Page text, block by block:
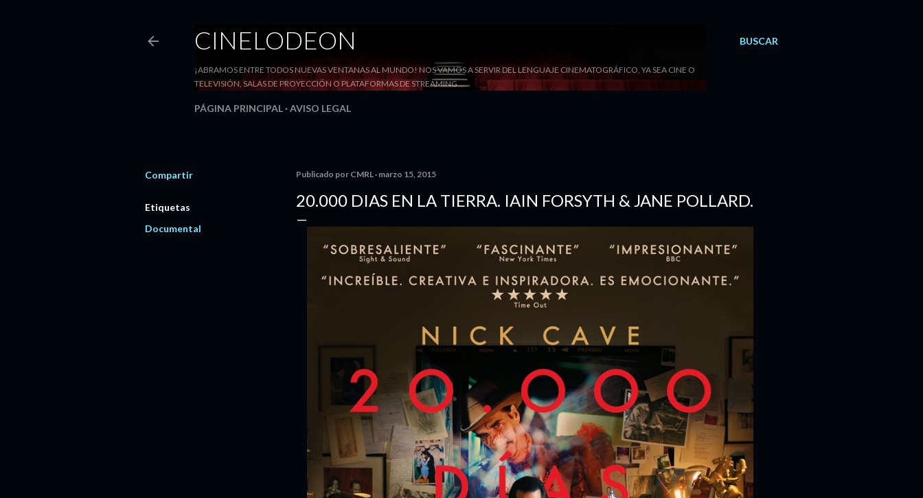
BUSCAR
CINELODEON
¡ABRAMOS ENTRE TODOS NUEVAS VENTANAS AL MUNDO! NOS VAMOS A SERVIR DEL LENGUAJE CINEMATOGRÁFICO, YA SEA CINE O
TELEVISIÓN, SALAS DE PROYECCIÓN O PLATAFORMAS DE STREAMING
PÁGINA PRINCIPAL AVISO LEGAL
Compartir
Etiquetas
Documental
Publicado por CMRL marzo 15, 2015
20.000 DIAS EN LA TIERRA. IAIN FORSYTH & JANE POLLARD.